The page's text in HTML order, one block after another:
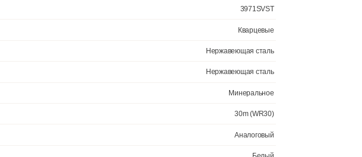
Цвет корпуса: Перламутровый. Толщина: 9 мм. Гарантия: 2 года.
Официальная гарантия 2 года